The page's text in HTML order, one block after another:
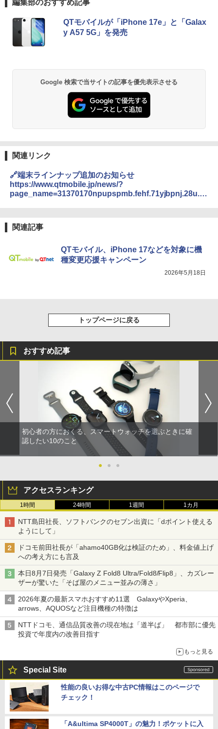
編集部のおすすめ記事
QTモバイルが「iPhone 17e」と「Galax
y A57 5G」を発売
Google 検索で当サイトの記事を優先表示させる
関連リンク
🔗端末ラインナップ追加のお知らせ
https://www.qtmobile.jp/news/?
page_name=31370170npupspmb.fehf.71yjbpnj.28u.3
関連記事
QTモバイル、iPhone 17などを対象に機
種変更応援キャンペーン
2026年5月18日
トップページに戻る
おすすめ記事
初心者の方におくる、スマートウォッチを選ぶときに確
認したい10のこと
● ● ●
アクセスランキング
1時間 24時間 1週間 1カ月
NTT島田社長、ソフトバンクのセブン出資に「dポイント使える
ようにして」
ドコモ前田社長が「ahamo40GB化は検証のため」、料金値上げ
への考え方にも言及
本日8月7日発売「Galaxy Z Fold8 Ultra/Fold8/Flip8」、カズレー
ザーが驚いた「そば屋のメニュー並みの薄さ」
2026年夏の最新スマホおすすめ11選 GalaxyやXperia、
arrows、AQUOSなど注目機種の特徴は
NTTドコモ、通信品質改善の現在地は「道半ば」 都市部に優先
投資で年度内の改善目指す
もっと見る
Special Site
性能の良いお得な中古PC情報はこのページで
チェック！
「A&ultima SP4000T」の魅力！ポケットに入